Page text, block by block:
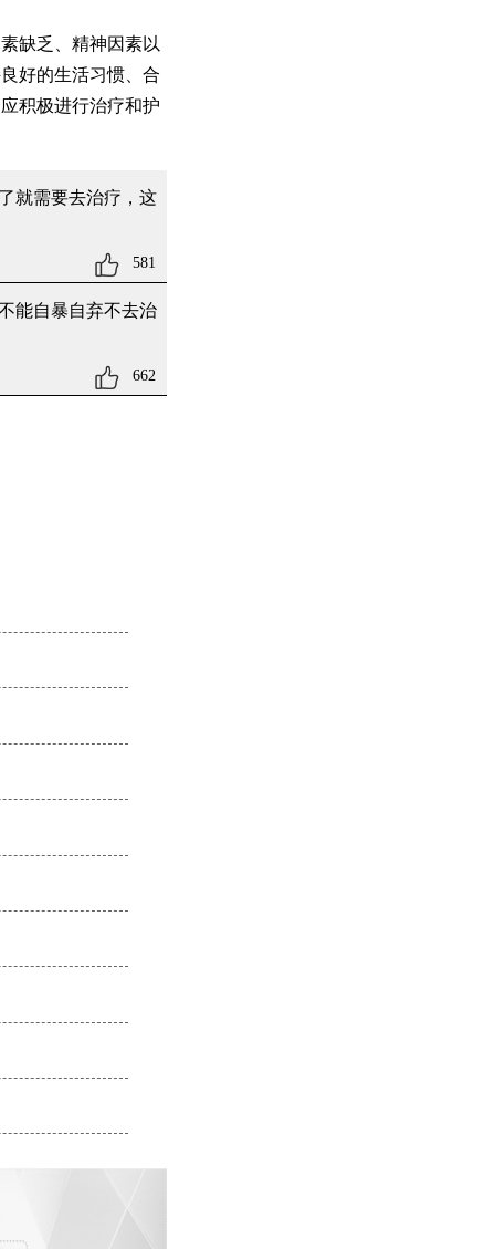
缺乏、精神因素以
好的生活习惯、合
积极进行治疗和护
就需要去治疗，这
581
能自暴自弃不去治
662